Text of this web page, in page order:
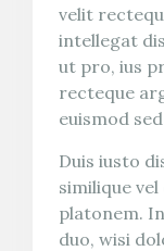
velit
intellegat
ut pro, ius
recteque
euismod
Duis iusto
similique
platonem.
duo, wisi